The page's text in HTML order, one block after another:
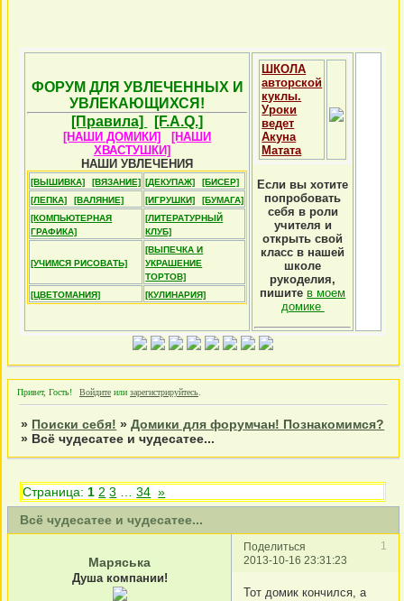
ФОРУМ ДЛЯ УВЛЕЧЕННЫХ И
УВЛЕКАЮЩИХСЯ!
[Правила]
[F.A.Q.]
[НАШИ ДОМИКИ]
[НАШИ
ХВАСТУШКИ]
НАШИ УВЛЕЧЕНИЯ
[ВЫШИВКА] [ВЯЗАНИЕ] [ДЕКУПАЖ]
[БИСЕР]
[ЛЕПКА]
[ВАЛЯНИЕ] [ИГРУШКИ]
[БУМАГА]
[КОМПЬЮТЕРНАЯ
ГРАФИКА]
[ЛИТЕРАТУРНЫЙ
КЛУБ]
[УЧИМСЯ РИСОВАТЬ]
[ВЫПЕЧКА И
УКРАШЕНИЕ
ТОРТОВ]
[ЦВЕТОМАНИЯ]
[КУЛИНАРИЯ]
ШКОЛА
авторской
куклы.
Уроки
ведет
Акуна
Матата
Если вы хотите
попробовать
себя в роли
учителя и
открыть свой
класс в нашей
школе
рукоделия,
пишите в моем
домике
Привет, Гость! Войдите или зарегистрируйтесь
» Поиски себя! »Домики для форумчан! Познакомимся?
» Всё чудесатее и чудесатее...
Всё чудесатее и чудесатее...
Страница: 1 2 3 34 »
Поделиться
1
2013-10-16 23:31:23
Маряська
Душа компании!
Тот домик кончился, а